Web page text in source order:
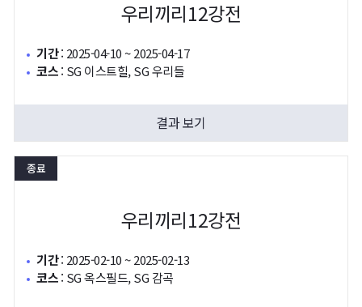
우리끼리12강전
기간: 2025-04-10 ~ 2025-04-17
코스: SG 이스트힐, SG 우리들
결과 보기
종료
우리끼리12강전
기간: 2025-02-10 ~ 2025-02-13
코스: SG 옥스필드, SG 감곡